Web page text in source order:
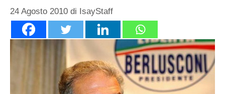
24 Agosto 2010 di IsayStaff